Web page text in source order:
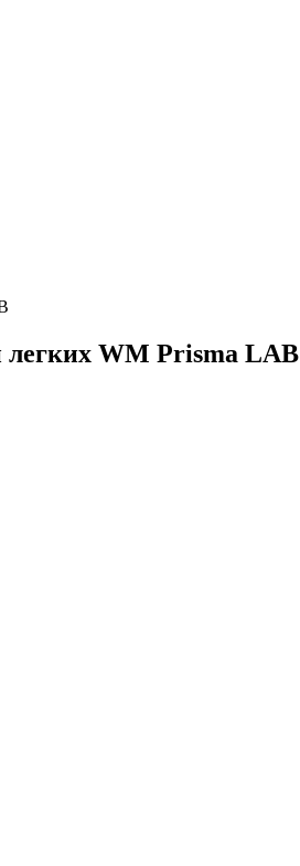
легких WM Prisma LAB